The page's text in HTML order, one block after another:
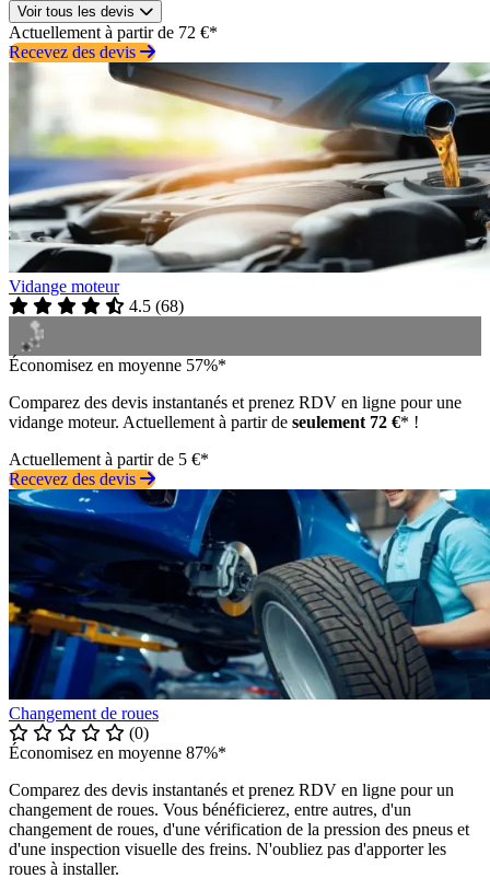
Voir tous les devis
Actuellement à partir de 72 €*
Recevez des devis
Vidange moteur
4.5 (68)
Économisez en moyenne 57%*
Comparez des devis instantanés et prenez RDV en ligne pour une
vidange moteur. Actuellement à partir de seulement 72 €* !
Actuellement à partir de 5 €*
Recevez des devis
Changement de roues
(0)
Économisez en moyenne 87%*
Comparez des devis instantanés et prenez RDV en ligne pour un
changement de roues. Vous bénéficierez, entre autres, d'un
changement de roues, d'une vérification de la pression des pneus et
d'une inspection visuelle des freins. N'oubliez pas d'apporter les
roues à installer.